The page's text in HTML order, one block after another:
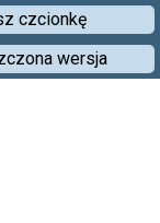
czcionkę
wersja